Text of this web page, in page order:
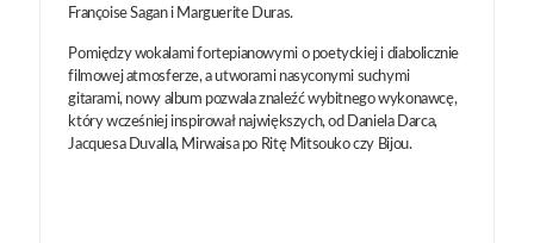
Françoise Sagan i Marguerite Duras.
Pomiędzy wokalami fortepianowymi o poetyckiej i diabolicznie
filmowej atmosferze, a utworami nasyconymi suchymi
gitarami, nowy album pozwala znaleźć wybitnego wykonawcę,
który wcześniej inspirował największych, od Daniela Darca,
Jacquesa Duvalla, Mirwaisa po Ritę Mitsouko czy Bijou.